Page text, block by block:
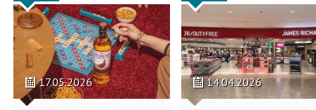
17.05.2026 14.04.2026